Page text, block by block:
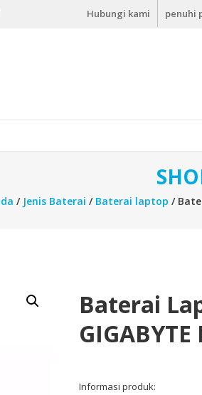
Hubungi kami penuhi
/ Jenis Baterai / Baterai laptop /
Baterai
GIGABYTE
Informasi produk: